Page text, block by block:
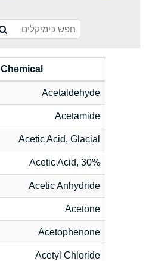
Chemical
Acetaldehyde
Acetamide
Acetic Acid, Glacial
Acetic Acid, 30%
Acetic Anhydride
Acetone
Acetophenone
Acetyl Chloride